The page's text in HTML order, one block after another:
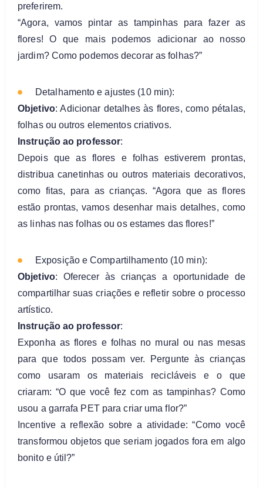
preferirem.
“Agora, vamos pintar as tampinhas para fazer as
flores! O que mais podemos adicionar ao nosso
jardim? Como podemos decorar as folhas?”
Detalhamento e ajustes (10 min):
Objetivo: Adicionar detalhes às flores, como pétalas,
folhas ou outros elementos criativos.
Instrução ao professor:
Depois que as flores e folhas estiverem prontas,
distribua canetinhas ou outros materiais decorativos,
como fitas, para as crianças. “Agora que as flores
estão prontas, vamos desenhar mais detalhes, como
as linhas nas folhas ou os estames das flores!”
Exposição e Compartilhamento (10 min):
Objetivo: Oferecer às crianças a oportunidade de
compartilhar suas criações e refletir sobre o processo
artístico.
Instrução ao professor:
Exponha as flores e folhas no mural ou nas mesas
para que todos possam ver. Pergunte às crianças
como usaram os materiais recicláveis e o que
criaram: “O que você fez com as tampinhas? Como
usou a garrafa PET para criar uma flor?”
Incentive a reflexão sobre a atividade: “Como você
transformou objetos que seriam jogados fora em algo
bonito e útil?”